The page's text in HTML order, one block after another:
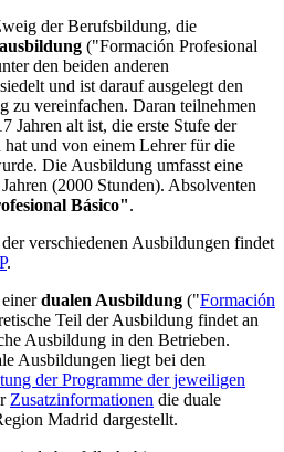
der Berufsbildung, die
("Formación Profesional
den beiden anderen
und ist darauf ausgelegt den
zu vereinfachen. Daran teilnehmen
Jahren alt ist, die erste Stufe der
hat und von einem Lehrer für die
Die Ausbildung umfasst eine
(2000 Stunden). Absolventen
Básico".
verschiedenen Ausbildungen findet
.
dualen Ausbildung ("Formación
Teil der Ausbildung findet an
Ausbildung in den Betrieben.
Ausbildungen liegt bei den
der Programme der jeweiligen
Zusatzinformationen die duale
Madrid dargestellt.